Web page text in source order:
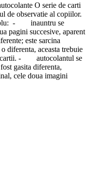
O serie de carti
de observatie al copiilor.
- inauntru se
pagini succesive, aparent
este sarcina
aceasta trebuie
cartii. - autocolantul se
gasita diferenta,
cele doua imagini